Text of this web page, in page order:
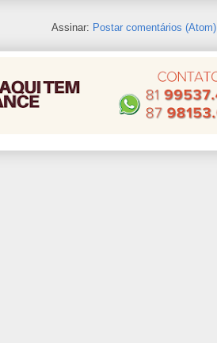
Assinar: Postar comentários (Atom)